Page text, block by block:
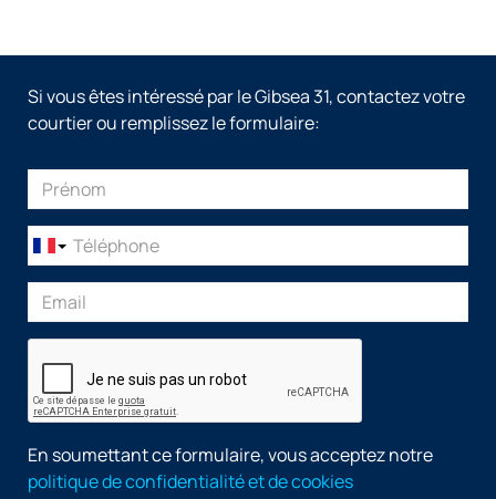
Si vous êtes intéressé par le Gibsea 31, contactez votre
courtier ou remplissez le formulaire:
En soumettant ce formulaire, vous acceptez notre
politique de confidentialité et de cookies